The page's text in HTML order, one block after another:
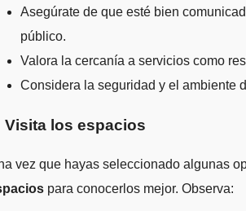
Asegúrate de que esté bien
público.
Valora la cercanía a servicios como
Considera la seguridad y el ambiente
Visita los espacios
vez que hayas seleccionado algunas
para conocerlos mejor. Observa: